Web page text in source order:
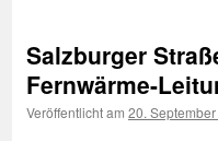
Salzburger
Fernwärme-
Veröffentlicht am 20.